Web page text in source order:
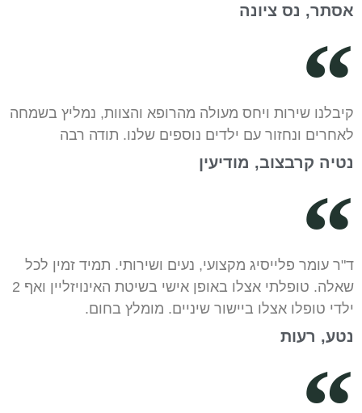
אסתר, נס ציונה
קיבלנו שירות ויחס מעולה מהרופא והצוות, נמליץ בשמחה
לאחרים ונחזור עם ילדים נוספים שלנו. תודה רבה
נטיה קרבצוב, מודיעין
ד"ר עומר פלייסיג מקצועי, נעים ושירותי. תמיד זמין לכל
שאלה. טופלתי אצלו באופן אישי בשיטת האינויזליין ואף 2
ילדי טופלו אצלו ביישור שיניים. מומלץ בחום.
נטע, רעות